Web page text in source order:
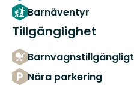
Barnäventyr
Tillgänglighet
Barnvagnstillgängligt
Nära parkering